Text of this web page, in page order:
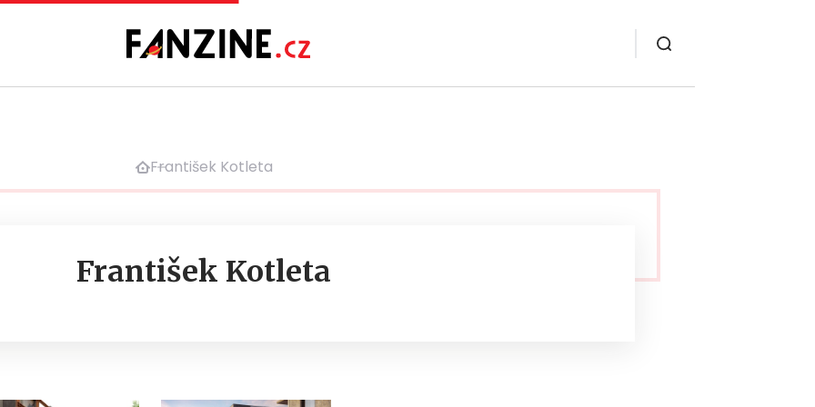
František Kotleta
František Kotleta